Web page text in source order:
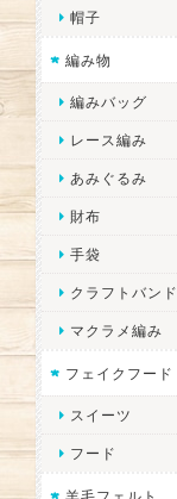
帽子
編み物
編みバッグ
レース編み
あみぐるみ
財布
手袋
クラフトバンド
マクラメ編み
フェイクフード
スイーツ
フード